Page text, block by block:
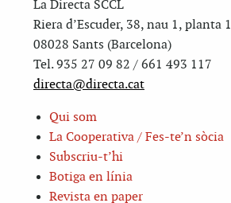
La Directa SCCL
Riera d’Escuder, 38, nau 1, planta 1
08028 Sants (Barcelona)
Tel. 935 27 09 82 / 661 493 117
directa@directa.cat
Qui som
La Cooperativa / Fes-te’n sòcia
Subscriu-t’hi
Botiga en línia
Revista en paper